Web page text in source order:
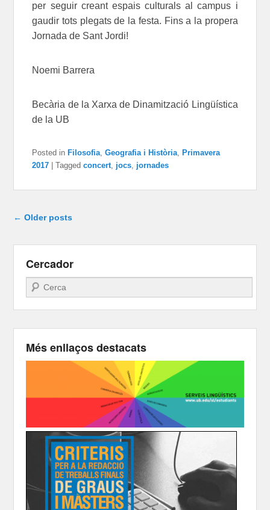
per seguir creant espais culturals al campus i
gaudir tots plegats de la festa. Fins a la propera
Jornada de Sant Jordi!
Noemi Barrera
Becària de la Xarxa de Dinamització Lingüística
de la UB
Posted in Filosofia,Geografia i Història, Primavera
2017
|Tagged concert, jocs, jornades
Post navigation
← Older posts
Cercador
Search
Més enllaços destacats